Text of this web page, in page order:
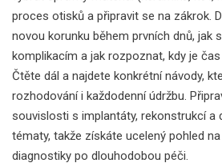
proces otisků a připravit se na zákrok.
novou korunku během prvních dnů, jak
komplikacím a jak rozpoznat, kdy je
Čtěte dál a najdete konkrétní návody,
rozhodování i každodenní údržbu.
souvislosti s implantáty, rekonstrukcí a
tématy, takže získáte ucelený pohled
diagnostiky po dlouhodobou péči.